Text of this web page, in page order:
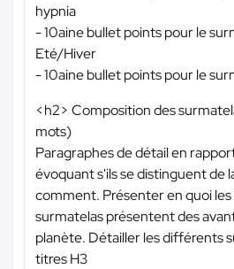
hypnia
- 10aine bullet points pour le
Eté/Hiver
- 10aine bullet points pour le
<h2> Composition des
mots)
Paragraphes de détail en
évoquant s'ils se distinguent de
comment. Présenter en quoi
surmatelas présentent des
planète. Détailler les différents
titres H3